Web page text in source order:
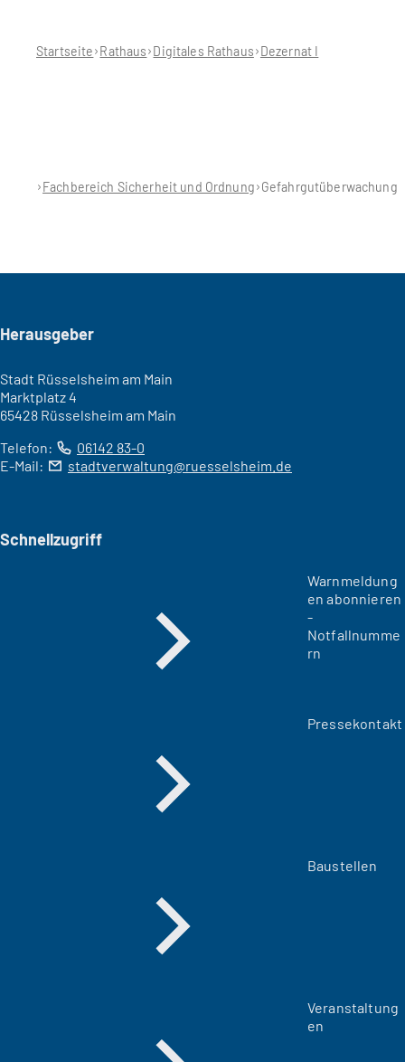
hier:Startseite Rathaus Digitales Rathaus Dezernat I
Fachbereich Sicherheit und Ordnung Gefahrgutüberwachung
Seitenfuß
Herausgeber
Stadt Rüsselsheim am Main
Marktplatz 4
65428 Rüsselsheim am Main
Telefon:
06142 83-0
E-Mail:
stadtverwaltung ruesselsheim de
Schnellzugriff
Warnmeldung
en abonnieren
-
Notfallnumme
rn
Pressekontakt
Baustellen
Veranstaltung
en